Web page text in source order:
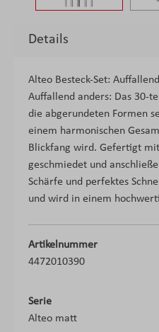
Details
Alteo Besteck-Set:
Auffallend anders: Das 30-
die abgerundeten Formen
einem harmonischen
Blickfang wird. Gefertigt
geschmiedet und
Schärfe und perfektes
und wird in einem
Artikelnummer
4472010390
Serie
Alteo matt